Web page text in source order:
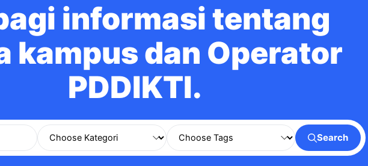
informasi tentang
kampus dan Operator
PDDIKTI.
Search